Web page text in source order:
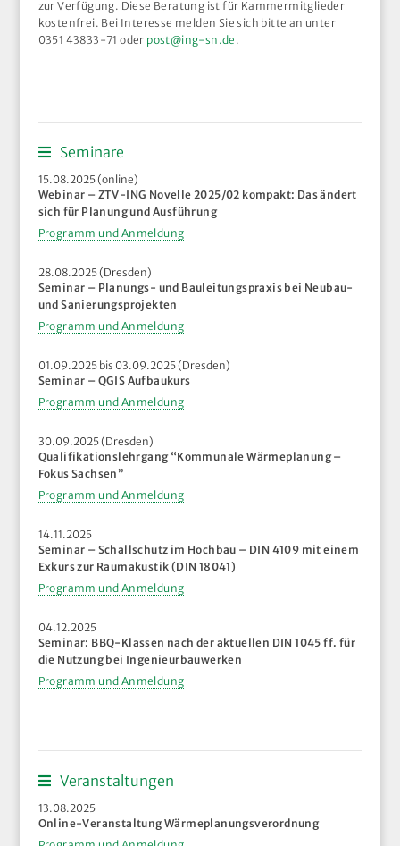
zur Verfügung. Diese Beratung ist für Kammermitglieder
kostenfrei. Bei Interesse melden Sie sich bitte an unter
0351 43833-71 oder post@ing-sn.de .
Seminare
15.08.2025 (online)
Webinar – ZTV-ING Novelle 2025/02 kompakt: Das ändert
sich für Planung und Ausführung
Programm und Anmeldung
28.08.2025 (Dresden)
Seminar – Planungs- und Bauleitungspraxis bei Neubau-
und Sanierungsprojekten
Programm und Anmeldung
01.09.2025 bis 03.09.2025 (Dresden)
Seminar – QGIS Aufbaukurs
Programm und Anmeldung
30.09.2025 (Dresden)
Qualifikationslehrgang “Kommunale Wärmeplanung –
Fokus Sachsen”
Programm und Anmeldung
14.11.2025
Seminar – Schallschutz im Hochbau – DIN 4109 mit einem
Exkurs zur Raumakustik (DIN 18041)
Programm und Anmeldung
04.12.2025
Seminar: BBQ-Klassen nach der aktuellen DIN 1045 ff. für
die Nutzung bei Ingenieurbauwerken
Programm und Anmeldung
Veranstaltungen
13.08.2025
Online-Veranstaltung Wärmeplanungsverordnung